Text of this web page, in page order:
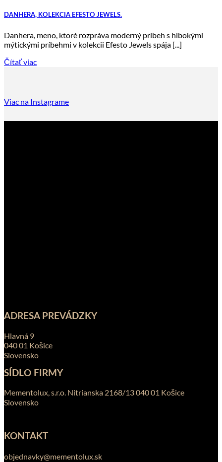
DANHERA, KOLEKCIA EFESTO JEWELS.
Danhera, meno, ktoré rozpráva moderný príbeh s hlbokými
mýtickými príbehmi v kolekcii Efesto Jewels spája [...]
Čítať viac
Viac na Instagrame
ADRESA PREVÁDZKY
Hlavná 9
040 01 Košice
Slovensko
SÍDLO FIRMY
Mementolux, s.r.o. Nitrianska 2168/13 040 01 Košice
Slovensko
KONTAKT
objednavky@mementolux.sk